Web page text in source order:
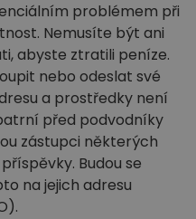
problémem při
Nemusíte být ani
abyste ztratili peníze.
nebo odeslat své
a prostředky není
před podvodníky
zástupci některých
Budou se
na jejich adresu